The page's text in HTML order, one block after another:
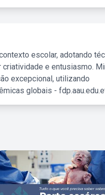
escolar, adotando
e entusiasmo.
excepcional, utilizando
globais -